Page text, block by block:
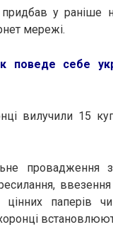
у раніше
мережі.
поведе себе
вилучили 15
провадження
паперів